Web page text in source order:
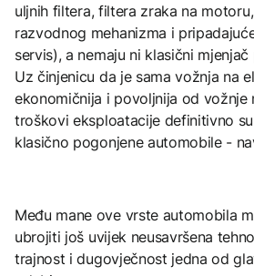
uljnih filtera, filtera zraka na
razvodnog mehanizma i
servis), a nemaju ni klasični
Uz činjenicu da je sama vožnja na
ekonomičnija i povoljnija od vožnje
troškovi eksploatacije definitivno
klasično pogonjene automobile -
Među mane ove vrste automobila
ubrojiti još uvijek neusavršena
trajnost i dugovječnost jedna od